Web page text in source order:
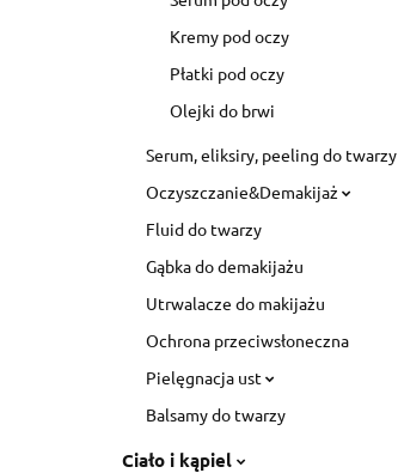
Kremy pod oczy
Płatki pod oczy
Olejki do brwi
Serum, eliksiry, peeling do twarzy
Oczyszczanie&Demakijaż
Fluid do twarzy
Gąbka do demakijażu
Utrwalacze do makijażu
Ochrona przeciwsłoneczna
Pielęgnacja ust
Balsamy do twarzy
Ciało i kąpiel